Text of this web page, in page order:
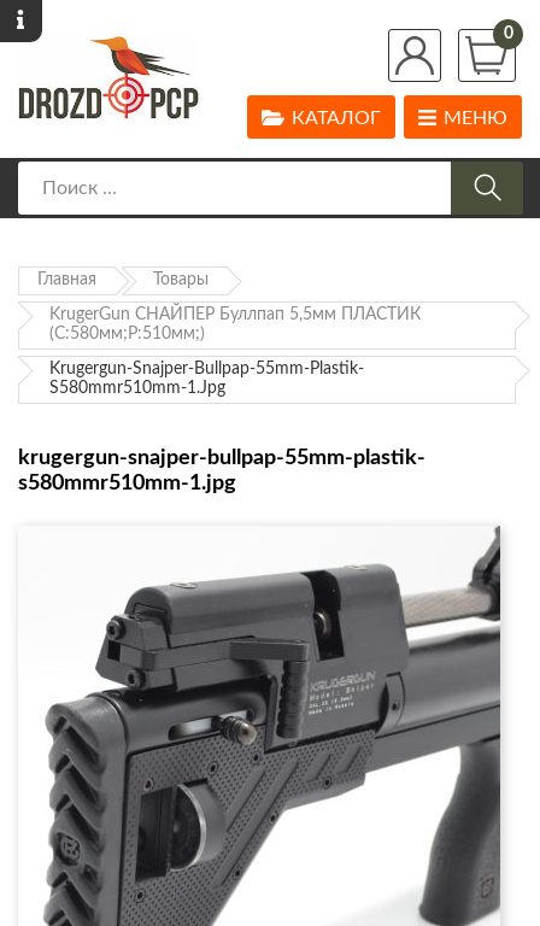
0
МЕНЮ
КАТАЛОГ
Главная Товары
KrugerGun СНАЙПЕР Буллпап 5,5мм ПЛАСТИК
(С:580мм;Р:510мм;)
Krugergun-Snajper-Bullpap-55mm-Plastik-
S580mmr510mm-1.jpg
krugergun-snajper-bullpap-55mm-plastik-
s580mmr510mm-1.jpg